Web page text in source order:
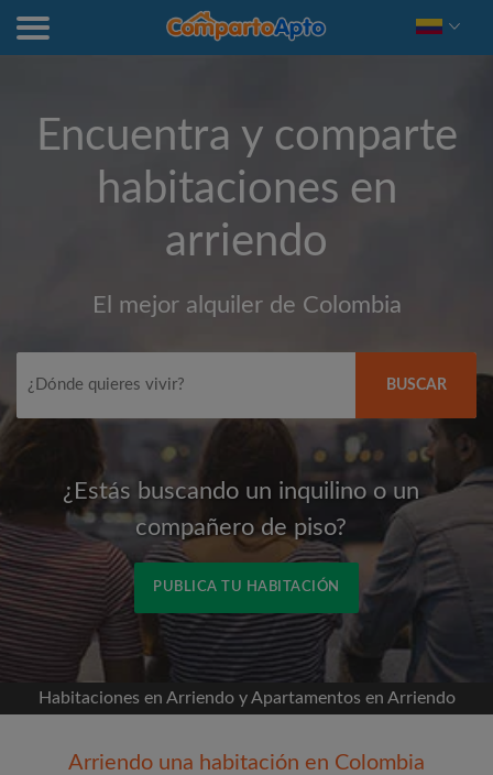
Encuentra y comparte
habitaciones en
arriendo
El mejor alquiler de Colombia
BUSCAR
¿Estás buscando un inquilino o un
compañero de piso?
PUBLICA TU HABITACIÓN
Conéctate a través de Facebook
Nunca publicaremos en su línea de tiempo sin su
Habitaciones en Arriendo y Apartamentos en Arriendo
Arriendo una habitación en Colombia